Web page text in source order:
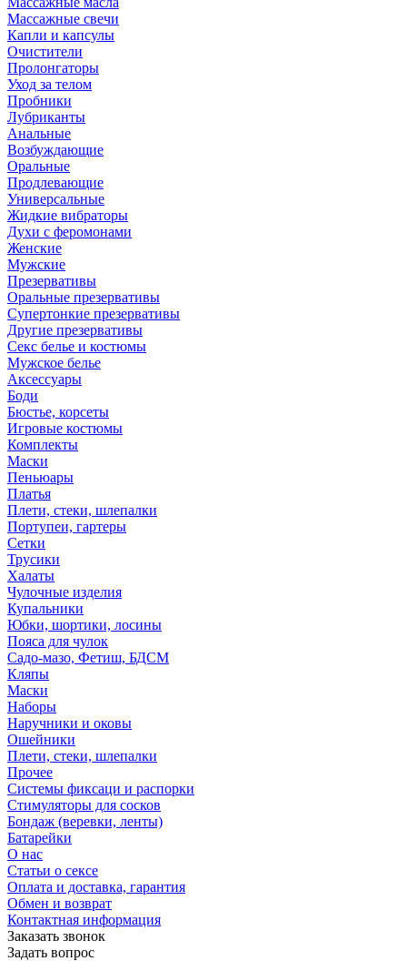
Массажные свечи
Капли и капсулы
Очистители
Пролонгаторы
Уход за телом
Пробники
Лубриканты
Анальные
Возбуждающие
Оральные
Продлевающие
Универсальные
Жидкие вибраторы
Духи с феромонами
Женские
Мужские
Презервативы
Оральные презервативы
Супертонкие презервативы
Другие презервативы
Секс белье и костюмы
Мужское белье
Аксессуары
Боди
Бюстье, корсеты
Игровые костюмы
Комплекты
Маски
Пеньюары
Платья
Плети, стеки, шлепалки
Портупеи, гартеры
Сетки
Трусики
Халаты
Чулочные изделия
Купальники
Юбки, шортики, лосины
Пояса для чулок
Садо-мазо, Фетиш, БДСМ
Кляпы
Маски
Наборы
Наручники и оковы
Ошейники
Плети, стеки, шлепалки
Прочее
Системы фиксаци и распорки
Стимуляторы для сосков
Бондаж (веревки, ленты)
Батарейки
О нас
Статьи о сексе
Оплата и доставка, гарантия
Обмен и возврат
Контактная информация
Заказать звонок
Задать вопрос